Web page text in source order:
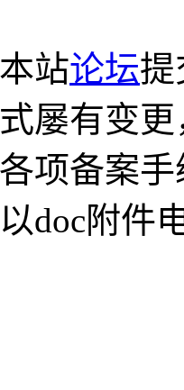
站论坛提
屡有变
项备案
doc附件